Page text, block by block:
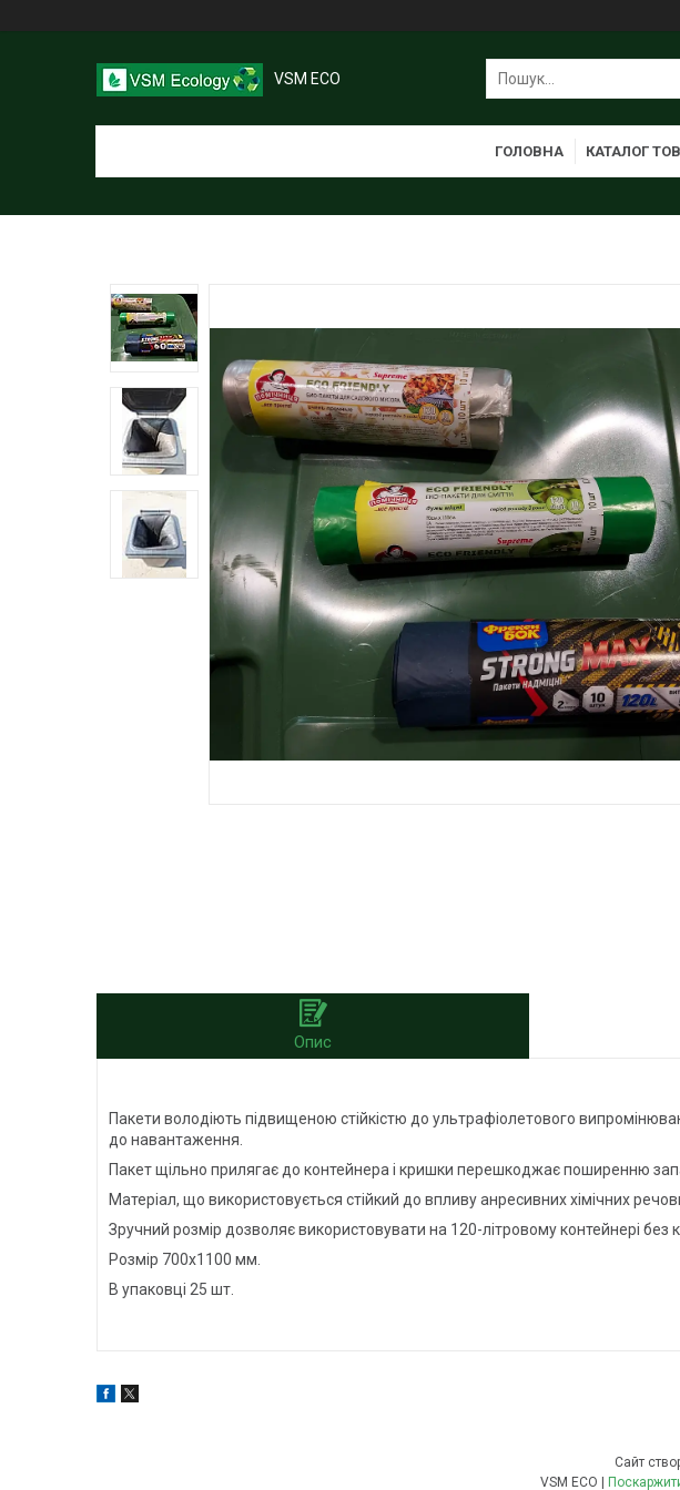
VSM ECO
ГОЛОВНА КАТАЛОГ
Опис
Пакети володіють підвищеною стійкістю до ультрафіолетового
до навантаження.
Пакет щільно прилягає до контейнера і кришки перешкоджає поширенню
Матеріал, що використовується стійкий до впливу анресивних хімічних
Зручний розмір дозволяє використовувати на 120-літровому контейнері
Розмір 700х1100 мм.
В упаковці 25 шт.
Сайт